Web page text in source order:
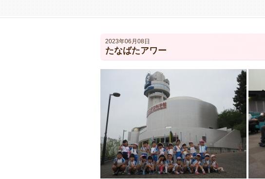
2023年06月08日
たなばたアワー